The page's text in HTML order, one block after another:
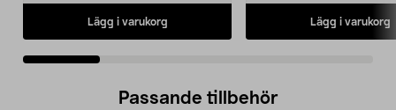
Lägg i varukorg Lägg i varukorg
Passande tillbehör